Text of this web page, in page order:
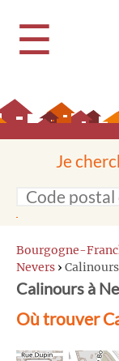
☰
Je
Bourgogne-
Nevers › Calinours
Calinours à
Où trouver